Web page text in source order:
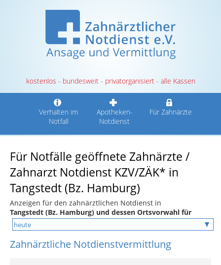
kostenlos - bundesweit - privatorganisiert - alle Kassen
Verhalten im
Notfall
Apotheken-
Notdienst
Für Zahnärzte
Für Notfälle geöffnete Zahnärzte /
Zahnarzt Notdienst KZV/ZÄK* in
Tangstedt (Bz. Hamburg)
Anzeigen für den zahnärztlichen Notdienst in
Tangstedt (Bz. Hamburg) und dessen Ortsvorwahl für
Zahnärztliche Notdienstvermittlung